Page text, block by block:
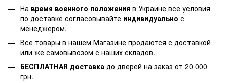
На время военного положения в Украине все условия
по доставке согласовывайте индивидуально с
менеджером.
Все товары в нашем Магазине продаются с доставкой
или же самовывозом с наших складов.
БЕСПЛАТНАЯ доставка до дверей на заказ от 20 000
грн.